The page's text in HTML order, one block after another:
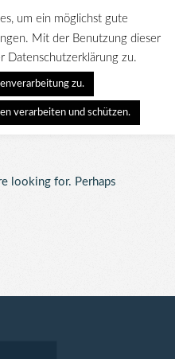
e.V.
looking for. Perhaps
um ein möglichst gute
Mit der Benutzung dieser
Datenschutzerklärung zu.
zu.
verarbeiten und schützen.